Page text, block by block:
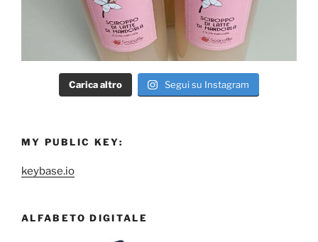
Carica altro Segui su Instagram
MY PUBLIC KEY:
keybase.io
ALFABETO DIGITALE